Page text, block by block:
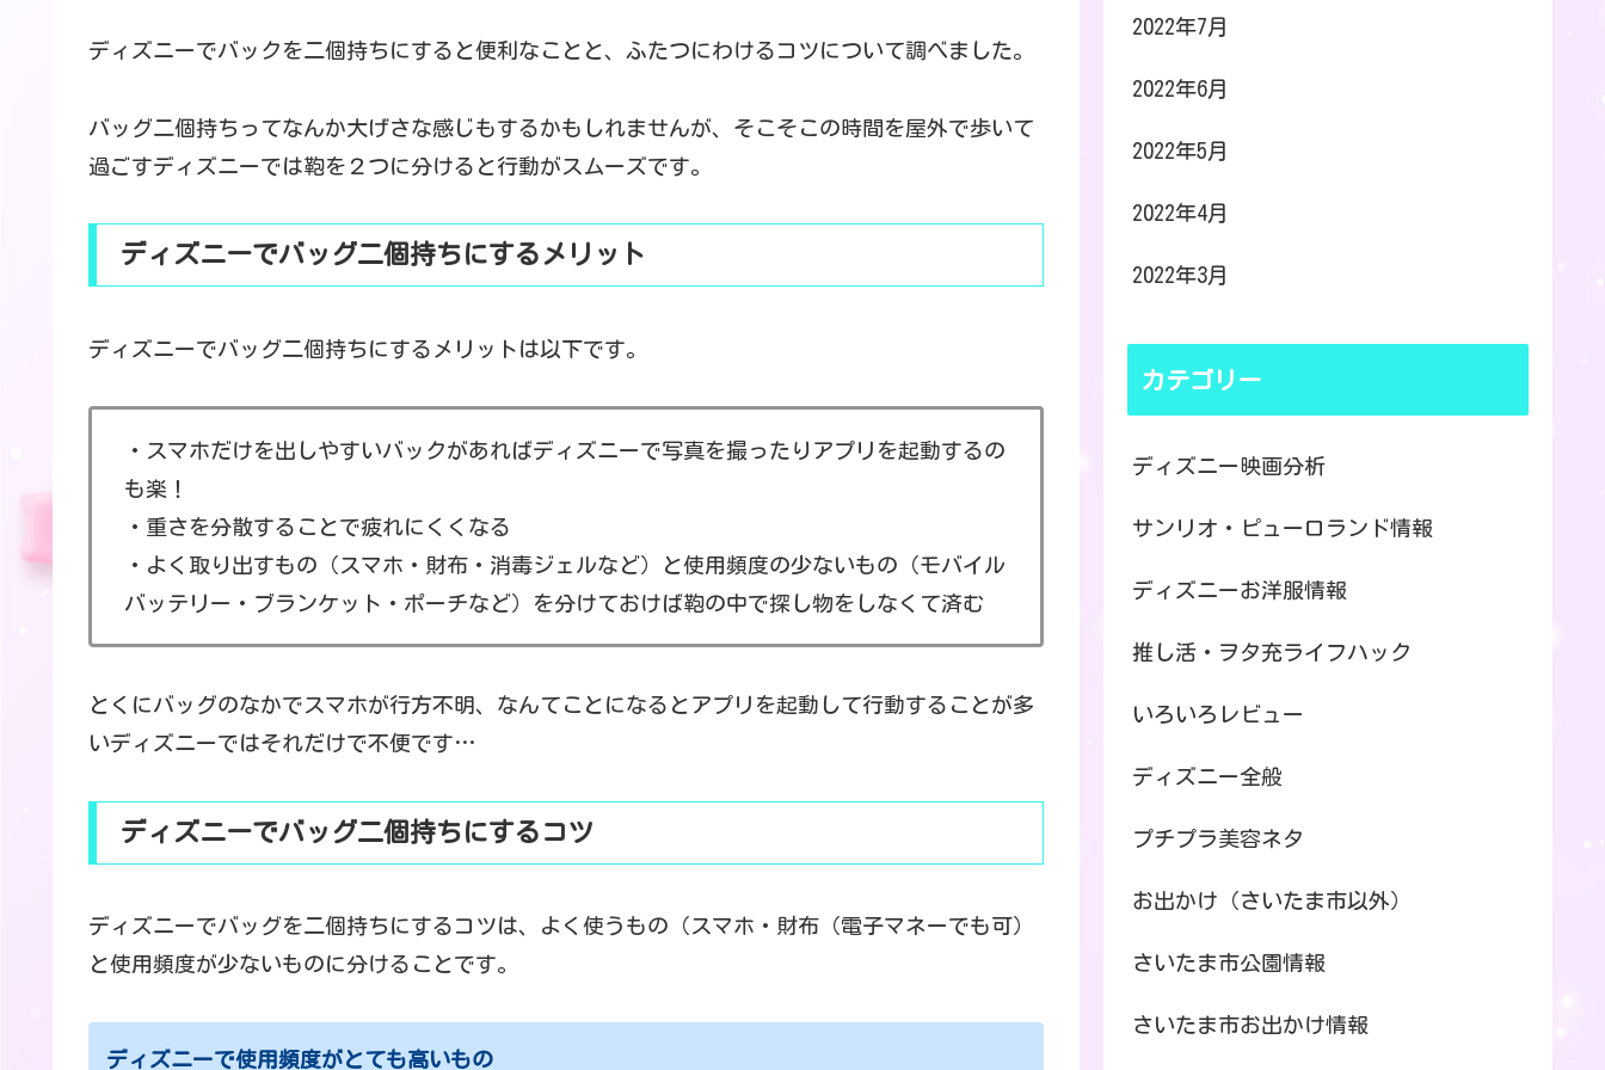
ディズニーでバックを二個持ちにすると便利なことと、ふたつにわけるコツについて調べました。
バッグ二個持ちってなんか大げさな感じもするかもしれませんが、そこそこの時間を屋外で歩いて
過ごすディズニーでは鞄を２つに分けると行動がスムーズです。
ディズニーでバッグ二個持ちにするメリット
ディズニーでバッグ二個持ちにするメリットは以下です。
・スマホだけを出しやすいバックがあればディズニーで写真を撮ったりアプリを起動するの
も楽！
・重さを分散することで疲れにくくなる
・よく取り出すもの（スマホ・財布・消毒ジェルなど）と使用頻度の少ないもの（モバイル
バッテリー・ブランケット・ポーチなど）を分けておけば鞄の中で探し物をしなくて済む
とくにバッグのなかでスマホが行方不明、なんてことになるとアプリを起動して行動することが多
いディズニーではそれだけで不便です…
ディズニーでバッグ二個持ちにするコツ
ディズニーでバッグを二個持ちにするコツは、よく使うもの（スマホ・財布（電子マネーでも可）
と使用頻度が少ないものに分けることです。
ディズニーで使用頻度がとても高いもの
2022年7月
2022年6月
2022年5月
2022年4月
2022年3月
カテゴリー
ディズニー映画分析
サンリオ・ピューロランド情報
ディズニーお洋服情報
推し活・ヲタ充ライフハック
いろいろレビュー
ディズニー全般
プチプラ美容ネタ
お出かけ（さいたま市以外）
さいたま市公園情報
さいたま市お出かけ情報